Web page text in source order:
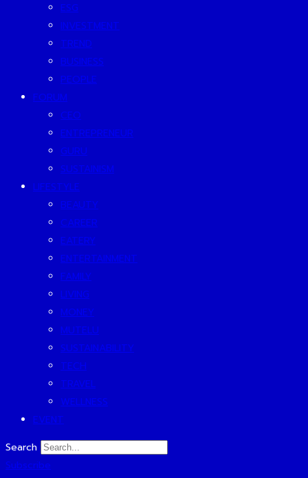
ESG
INVESTMENT
TREND
BUSINESS
PEOPLE
FORUM
CEO
ENTREPRENEUR
GURU
SUSTAINISM
LIFESTYLE
BEAUTY
CAREER
EATERY
ENTERTAINMENT
FAMILY
LIVING
MONEY
MUTELU
SUSTAINABILITY
TECH
TRAVEL
WELLNESS
EVENT
Search
Subscribe